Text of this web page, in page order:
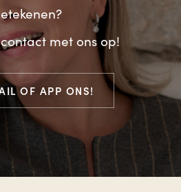
met ons op!
OF APP ONS!